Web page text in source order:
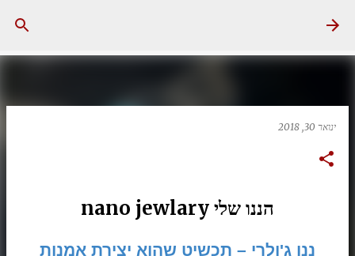
ינואר 30, 2018
הננו שלי nano jewlary
ננו ג'ולרי – תכשיט שהוא יצירת אמנות